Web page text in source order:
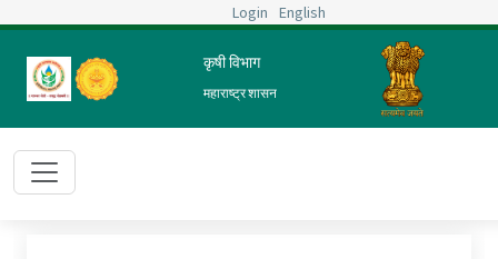
Login English
कृषी विभाग
महाराष्ट्र शासन